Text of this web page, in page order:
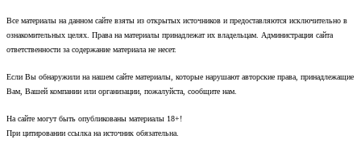
Все материалы на данном сайте взяты из открытых источников и предоставляются исключительно в
ознакомительных целях. Права на материалы принадлежат их владельцам. Администрация сайта
ответственности за содержание материала не несет.
Если Вы обнаружили на нашем сайте материалы, которые нарушают авторские права, принадлежащие
Вам, Вашей компании или организации, пожалуйста, сообщите нам.
На сайте могут быть опубликованы материалы 18+!
При цитировании ссылка на источник обязательна.